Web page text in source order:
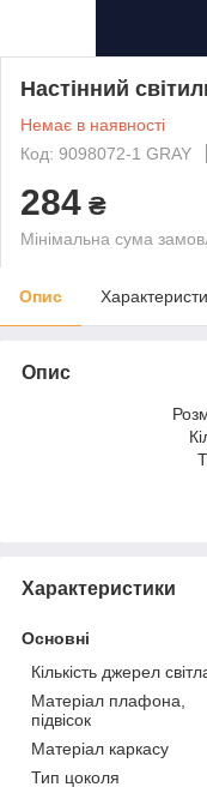
Настінний
Немає в наявності
Код: 9098072-1 GRAY
284 ₴
Мінімальна сума
Опис
Опис
Характеристики
Основні
Кількість джерел
Матеріал плафона,
підвісок
Матеріал каркасу
Тип цоколя